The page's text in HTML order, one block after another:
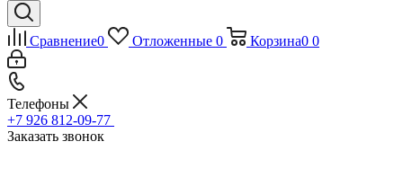
Сравнение0 Отложенные 0 Корзина0 0
Телефоны
+7 926 812-09-77
Заказать звонок